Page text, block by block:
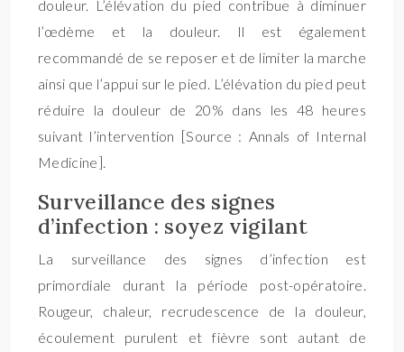
douleur. L’élévation du pied contribue à diminuer
l’œdème et la douleur. Il est également
recommandé de se reposer et de limiter la marche
ainsi que l’appui sur le pied. L’élévation du pied peut
réduire la douleur de 20% dans les 48 heures
suivant l’intervention [Source : Annals of Internal
Medicine].
Surveillance des signes
d’infection : soyez vigilant
La surveillance des signes d’infection est
primordiale durant la période post-opératoire.
Rougeur, chaleur, recrudescence de la douleur,
écoulement purulent et fièvre sont autant de